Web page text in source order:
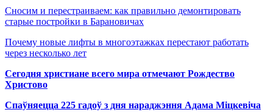
Сносим и перестраиваем: как правильно демонтировать
старые постройки в Барановичах
Почему новые лифты в многоэтажках перестают работать
через несколько лет
Сегодня христиане всего мира отмечают Рождество
Христово
Спаўняецца 225 гадоў з дня нараджэння Адама Міцкевіча